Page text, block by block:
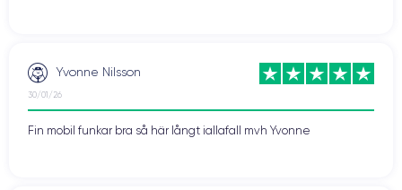
Yvonne Nilsson
30/01/26
Fin mobil funkar bra så här långt iallafall mvh Yvonne